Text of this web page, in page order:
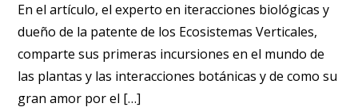
En el artículo, el experto en iteracciones biológicas y
dueño de la patente de los Ecosistemas Verticales,
comparte sus primeras incursiones en el mundo de
las plantas y las interacciones botánicas y de como su
gran amor por el […]